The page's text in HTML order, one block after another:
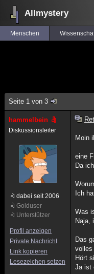
Allmystery
Menschen
Seite 1 von 3
hammelbein
Diskussionsleiter
dabei seit 2006
Golduser
Unterstützer
Profil anzeigen
Private Nachricht
Link kopieren
Lesezeichen setzen
Moin
eine
Da
Ich
Was
Naja,
Das
volles
Hört
Ja ist